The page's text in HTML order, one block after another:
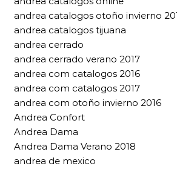
andrea catalogos otoño invierno
andrea catalogos tijuana
andrea cerrado
andrea cerrado verano 2017
andrea com catalogos 2016
andrea com catalogos 2017
andrea com otoño invierno 2016
Andrea Confort
Andrea Dama
Andrea Dama Verano 2018
andrea de mexico